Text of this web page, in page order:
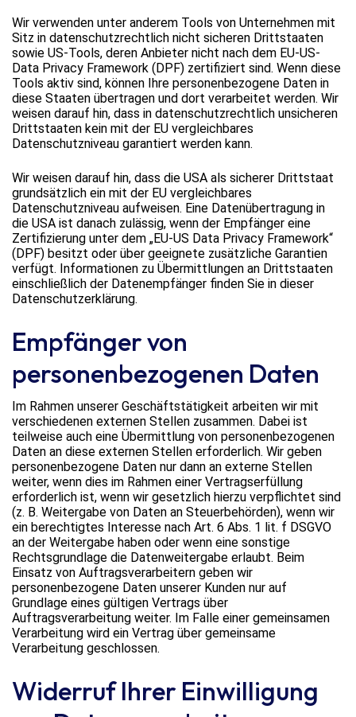
Wir verwenden unter anderem Tools von Unternehmen mit
Sitz in datenschutzrechtlich nicht sicheren Drittstaaten
sowie US-Tools, deren Anbieter nicht nach dem EU-US-
Data Privacy Framework (DPF) zertifiziert sind. Wenn diese
Tools aktiv sind, können Ihre personenbezogene Daten in
diese Staaten übertragen und dort verarbeitet werden. Wir
weisen darauf hin, dass in datenschutzrechtlich unsicheren
Drittstaaten kein mit der EU vergleichbares
Datenschutzniveau garantiert werden kann.
Wir weisen darauf hin, dass die USA als sicherer Drittstaat
grundsätzlich ein mit der EU vergleichbares
Datenschutzniveau aufweisen. Eine Datenübertragung in
die USA ist danach zulässig, wenn der Empfänger eine
Zertifizierung unter dem „EU-US Data Privacy Framework“
(DPF) besitzt oder über geeignete zusätzliche Garantien
verfügt. Informationen zu Übermittlungen an Drittstaaten
einschließlich der Datenempfänger finden Sie in dieser
Datenschutzerklärung.
Empfänger von
personenbezogenen Daten
Im Rahmen unserer Geschäftstätigkeit arbeiten wir mit
verschiedenen externen Stellen zusammen. Dabei ist
teilweise auch eine Übermittlung von personenbezogenen
Daten an diese externen Stellen erforderlich. Wir geben
personenbezogene Daten nur dann an externe Stellen
weiter, wenn dies im Rahmen einer Vertragserfüllung
erforderlich ist, wenn wir gesetzlich hierzu verpflichtet sind
(z. B. Weitergabe von Daten an Steuerbehörden), wenn wir
ein berechtigtes Interesse nach Art. 6 Abs. 1 lit. f DSGVO
an der Weitergabe haben oder wenn eine sonstige
Rechtsgrundlage die Datenweitergabe erlaubt. Beim
Einsatz von Auftragsverarbeitern geben wir
personenbezogene Daten unserer Kunden nur auf
Grundlage eines gültigen Vertrags über
Auftragsverarbeitung weiter. Im Falle einer gemeinsamen
Verarbeitung wird ein Vertrag über gemeinsame
Verarbeitung geschlossen.
Widerruf Ihrer Einwilligung